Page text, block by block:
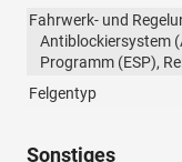
Fahrwerk- und
Antiblockiersystem
Programm (ESP),
Felgentyp
Sonstiges